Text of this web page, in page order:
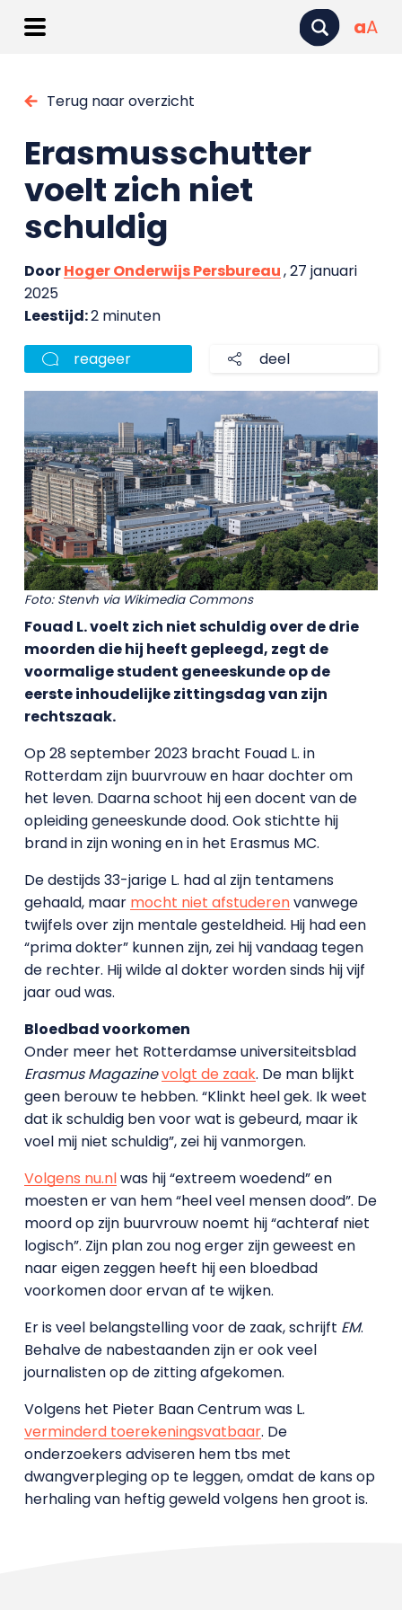
aA
Terug naar overzicht
Erasmusschutter
voelt zich niet
schuldig
DoorHoger Onderwijs Persbureau, 27 januari
2025
Leestijd:2 minuten
reageer deel
Foto: Stenvh via Wikimedia Commons
Fouad L. voelt zich niet schuldig over de drie
moorden die hij heeft gepleegd, zegt de
voormalige student geneeskunde op de
eerste inhoudelijke zittingsdag van zijn
rechtszaak.
Op 28 september 2023 bracht Fouad L. in
Rotterdam zijn buurvrouw en haar dochter om
het leven. Daarna schoot hij een docent van de
opleiding geneeskunde dood. Ook stichtte hij
brand in zijn woning en in het Erasmus MC.
De destijds 33-jarige L. had al zijn tentamens
gehaald, maar mocht niet afstuderenvanwege
twijfels over zijn mentale gesteldheid. Hij had een
“prima dokter” kunnen zijn, zei hij vandaag tegen
de rechter. Hij wilde al dokter worden sinds hij vijf
jaar oud was.
Bloedbad voorkomen
Onder meer het Rotterdamse universiteitsblad
Erasmus Magazinevolgt de zaak. De man blijkt
geen berouw te hebben. “Klinkt heel gek. Ik weet
dat ik schuldig ben voor wat is gebeurd, maar ik
voel mij niet schuldig”, zei hij vanmorgen.
Volgens nu.nlwas hij “extreem woedend” en
moesten er van hem “heel veel mensen dood”. De
moord op zijn buurvrouw noemt hij “achteraf niet
logisch”. Zijn plan zou nog erger zijn geweest en
naar eigen zeggen heeft hij een bloedbad
voorkomen door ervan af te wijken.
Er is veel belangstelling voor de zaak, schrijft EM.
Behalve de nabestaanden zijn er ook veel
journalisten op de zitting afgekomen.
Volgens het Pieter Baan Centrum was L.
verminderd toerekeningsvatbaar. De
onderzoekers adviseren hem tbs met
dwangverpleging op te leggen, omdat de kans op
herhaling van heftig geweld volgens hen groot is.